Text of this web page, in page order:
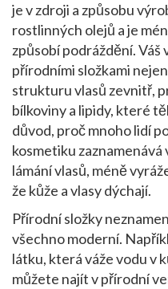
je v zdroji a způsobu
rostlinných olejů a je
způsobí podráždění. Váš
přírodními složkami
strukturu vlasů zevnitř,
bílkoviny a lipidy, které
důvod, proč mnoho lidí
kosmetiku
lámání vlasů, méně
že kůže a vlasy dýchají.
Přírodní složky
všechno moderní.
látku, která váže vodu v
můžete najít v přírodní